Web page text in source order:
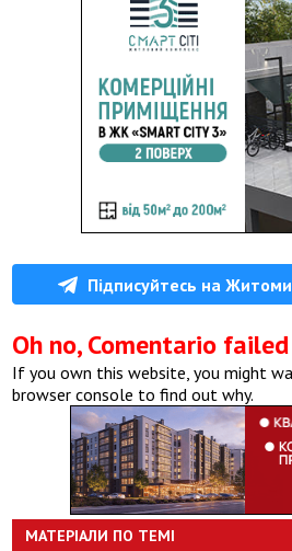
Підписуйтесь на
Oh no, Comentario
If you own this website, you might
browser console to find out why.
МАТЕРІАЛИ ПО ТЕМІ